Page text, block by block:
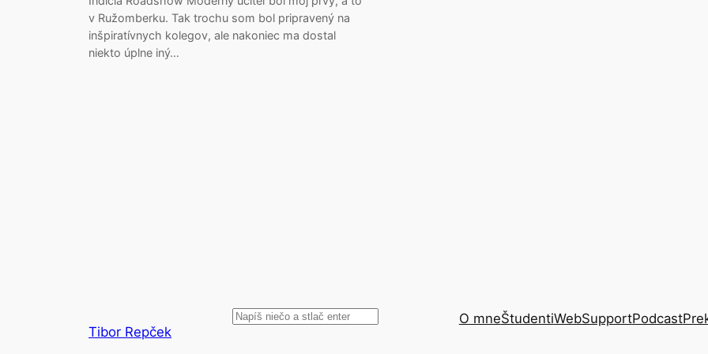
v Ružomberku. Tak trochu som bol pripravený na
inšpiratívnych kolegov, ale nakoniec ma dostal
niekto úplne iný…
Tibor Repček
Search O mneŠtudentiWebSupportPodcast